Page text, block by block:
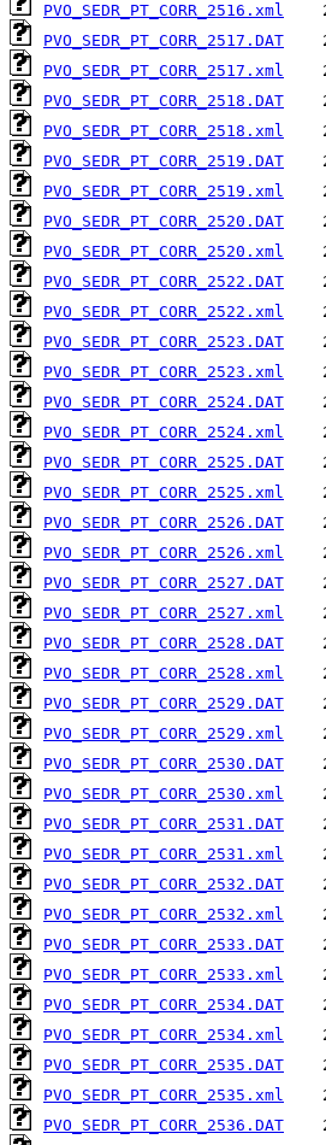
PVO_SEDR_PT_CORR_2516.xml
PVO_SEDR_PT_CORR_2517.DAT
PVO_SEDR_PT_CORR_2517.xml
PVO_SEDR_PT_CORR_2518.DAT
PVO_SEDR_PT_CORR_2518.xml
PVO_SEDR_PT_CORR_2519.DAT
PVO_SEDR_PT_CORR_2519.xml
PVO_SEDR_PT_CORR_2520.DAT
PVO_SEDR_PT_CORR_2520.xml
PVO_SEDR_PT_CORR_2522.DAT
PVO_SEDR_PT_CORR_2522.xml
PVO_SEDR_PT_CORR_2523.DAT
PVO_SEDR_PT_CORR_2523.xml
PVO_SEDR_PT_CORR_2524.DAT
PVO_SEDR_PT_CORR_2524.xml
PVO_SEDR_PT_CORR_2525.DAT
PVO_SEDR_PT_CORR_2525.xml
PVO_SEDR_PT_CORR_2526.DAT
PVO_SEDR_PT_CORR_2526.xml
PVO_SEDR_PT_CORR_2527.DAT
PVO_SEDR_PT_CORR_2527.xml
PVO_SEDR_PT_CORR_2528.DAT
PVO_SEDR_PT_CORR_2528.xml
PVO_SEDR_PT_CORR_2529.DAT
PVO_SEDR_PT_CORR_2529.xml
PVO_SEDR_PT_CORR_2530.DAT
PVO_SEDR_PT_CORR_2530.xml
PVO_SEDR_PT_CORR_2531.DAT
PVO_SEDR_PT_CORR_2531.xml
PVO_SEDR_PT_CORR_2532.DAT
PVO_SEDR_PT_CORR_2532.xml
PVO_SEDR_PT_CORR_2533.DAT
PVO_SEDR_PT_CORR_2533.xml
PVO_SEDR_PT_CORR_2534.DAT
PVO_SEDR_PT_CORR_2534.xml
PVO_SEDR_PT_CORR_2535.DAT
PVO_SEDR_PT_CORR_2535.xml
PVO_SEDR_PT_CORR_2536.DAT